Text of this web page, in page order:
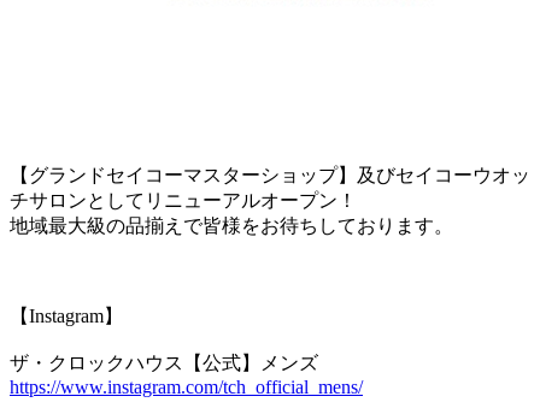
【グランドセイコーマスターショップ】及びセイコーウオッ
チサロンとしてリニューアルオープン！
地域最大級の品揃えで皆様をお待ちしております。
【Instagram】
ザ・クロックハウス【公式】メンズ
https://www.instagram.com/tch_official_mens/